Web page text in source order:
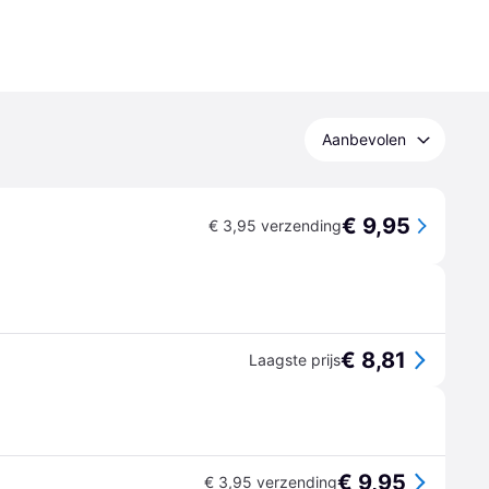
Aanbevolen
€ 3,95 verzending€ 9,95
Laagste prijs€ 8,81
€ 3,95 verzending€ 9,95